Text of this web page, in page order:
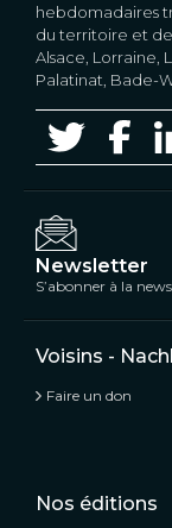
hebdomadaires
du territoire et
Alsace, Lorraine,
Palatinat, Bade-
Newsletter
S’abonner à la
Voisins -
Faire un don
Nos éditions